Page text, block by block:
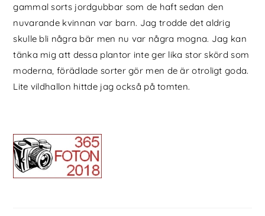
gammal sorts jordgubbar som de haft sedan den
nuvarande kvinnan var barn. Jag trodde det aldrig
skulle bli några bär men nu var några mogna. Jag kan
tänka mig att dessa plantor inte ger lika stor skörd som
moderna, förädlade sorter gör men de är otroligt goda.
Lite vildhallon hittde jag också på tomten.